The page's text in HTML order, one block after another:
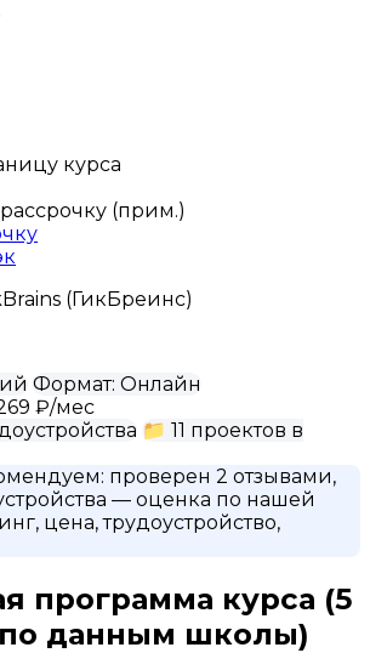
курса
(прим.)
(ГикБреинс)
Формат: Онлайн
₽/мес
📁 11 проектов в
проверен 2 отзывами,
— оценка по нашей
цена, трудоустройство,
программа курса (5
данным школы)